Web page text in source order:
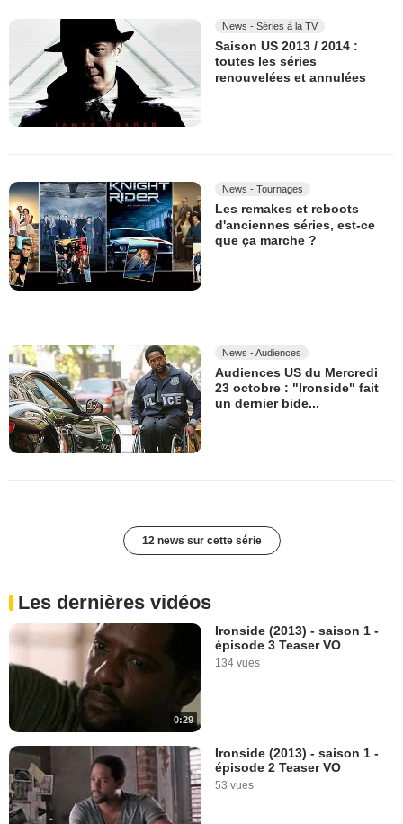
News - Séries à la TV
Saison US 2013 / 2014 :
toutes les séries
renouvelées et annulées
News - Tournages
Les remakes et reboots
d'anciennes séries, est-ce
que ça marche ?
News - Audiences
Audiences US du Mercredi
23 octobre : "Ironside" fait
un dernier bide...
12 news sur cette série
Les dernières vidéos
0:29
Ironside (2013) - saison 1 -
épisode 3 Teaser VO
134 vues
Ironside (2013) - saison 1 -
épisode 2 Teaser VO
53 vues